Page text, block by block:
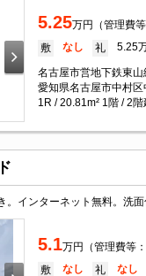
5.25万円（管理費
敷 なし 礼 5.25
名古屋市営地下鉄東
愛知県名古屋市中村区
1R / 20.81m² 1階 / 2
インターネット無料。洗面
5.1万円（管理費等
敷 なし 礼 なし